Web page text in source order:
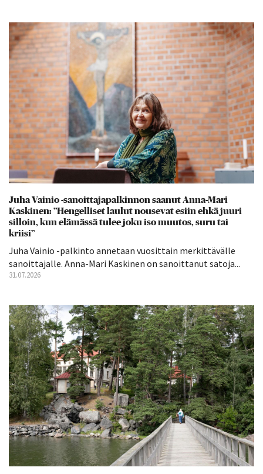
Juha Vainio -sanoittajapalkinnon saanut Anna-Mari
Kaskinen: ”Hengelliset laulut nousevat esiin ehkä juuri
silloin, kun elämässä tulee joku iso muutos, suru tai
kriisi”
Juha Vainio -palkinto annetaan vuosittain merkittävälle
sanoittajalle. Anna-Mari Kaskinen on sanoittanut satoja...
31.07.2026